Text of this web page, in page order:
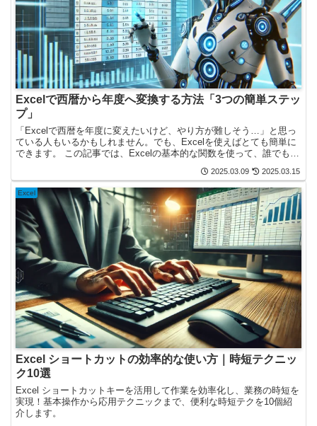
Excelで西暦から年度へ変換する方法「3つの簡単ステッ
プ」
「Excelで西暦を年度に変えたいけど、やり方が難しそう…」と思っ
ている人もいるかもしれません。でも、Excelを使えばとても簡単に
できます。 この記事では、Excelの基本的な関数を使って、誰でもわ
2025.03.09 2025.03.15
Excel
Excel ショートカットの効率的な使い方｜時短テクニッ
ク10選
Excel ショートカットキーを活用して作業を効率化し、業務の時短を
実現！基本操作から応用テクニックまで、便利な時短テクを10個紹
介します。